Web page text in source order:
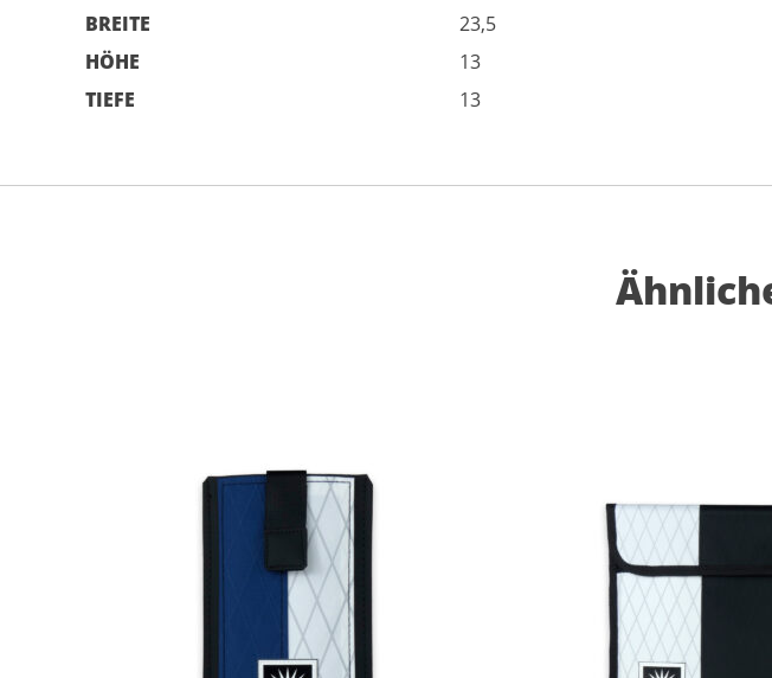
BREITE
23,5
HÖHE
13
TIEFE
13